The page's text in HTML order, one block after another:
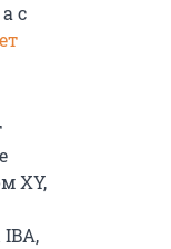
с
XY,